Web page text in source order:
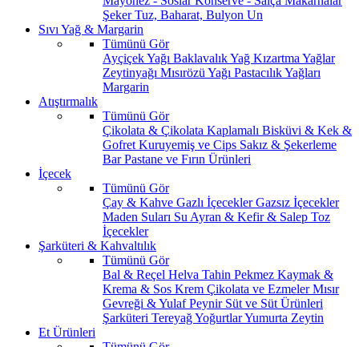
ŞekerTuz, Baharat, Bulyon Un
Sıvı Yağ & Margarin
Tümünü Gör
Ayçiçek Yağı Baklavalık Yağ Kızartma Yağlar
Zeytinyağı Mısırözü Yağı Pastacılık Yağları
Margarin
Atıştırmalık
Tümünü Gör
Çikolata & Çikolata Kaplamalı Bisküvi & Kek &
Gofret Kuruyemiş ve Cips Sakız & Şekerleme
BarPastane ve Fırın Ürünleri
İçecek
Tümünü Gör
Çay & Kahve Gazlı İçeceklerGazsız İçecekler
Maden Suları Su Ayran & Kefir & Salep Toz
İçecekler
Şarküteri & Kahvaltılık
Tümünü Gör
Bal & Reçel Helva Tahin Pekmez Kaymak &
Krema & Sos Krem Çikolata ve EzmelerMısır
Gevreği & YulafPeynir Süt ve Süt Ürünleri
Şarküteri TereyağYoğurtlarYumurta Zeytin
Et Ürünleri